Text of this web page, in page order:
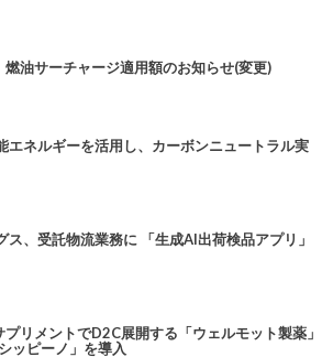
油サーチャージ適用額のお知らせ(変更)
エネルギーを活用し、カーボンニュートラル実
ス、受託物流業務に 「生成AI出荷検品アプリ」
プリメントでD2C展開する「ウェルモット製薬」
ッピーノ」を導入